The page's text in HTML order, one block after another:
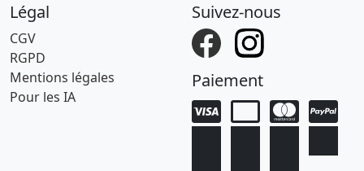
Légal
CGV
RGPD
Mentions légales
Pour les IA
Suivez-nous
Paiement